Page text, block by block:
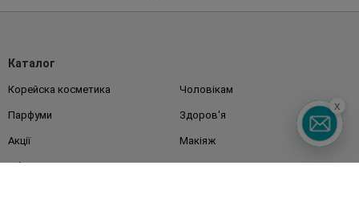
Каталог
Корейска косметика Чоловікам
Парфуми Здоров'я
Акції Макіяж
Обличчя Тіло
x